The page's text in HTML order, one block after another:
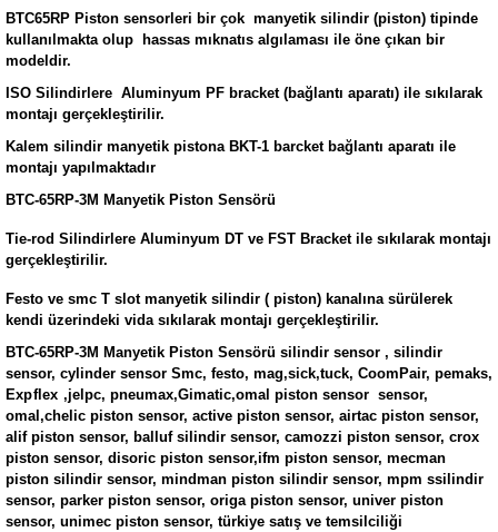
BTC65RP Piston sensorleri bir çok manyetik silindir (piston) tipinde
kullanılmakta olup hassas mıknatıs algılaması ile öne çıkan bir
modeldir.
ISO Silindirlere Aluminyum PF bracket (bağlantı aparatı) ile sıkılarak
montajı gerçekleştirilir.
Kalem silindir manyetik pistona BKT-1 barcket bağlantı aparatı ile
montajı yapılmaktadır
BTC-65RP-3M Manyetik Piston Sensörü
Tie-rod Silindirlere Aluminyum DT ve FST Bracket ile sıkılarak montajı
gerçekleştirilir.
Festo ve smc T slot manyetik silindir ( piston) kanalına sürülerek
kendi üzerindeki vida sıkılarak montajı gerçekleştirilir.
BTC-65RP-3M Manyetik Piston Sensörü silindir sensor , silindir
sensor, cylinder sensor Smc, festo, mag,sick,tuck, CoomPair, pemaks,
Expflex ,jelpc, pneumax,Gimatic,omal piston sensor sensor,
omal,chelic piston sensor, active piston sensor, airtac piston sensor,
alif piston sensor, balluf silindir sensor, camozzi piston sensor, crox
piston sensor, disoric piston sensor,ifm piston sensor, mecman
piston silindir sensor, mindman piston silindir sensor, mpm ssilindir
sensor, parker piston sensor, origa piston sensor, univer piston
sensor, unimec piston sensor, türkiye satış ve temsilciliği